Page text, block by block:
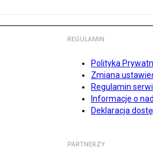
REGULAMIN
Polityka
Zmiana
Regulamin
Informacje o
Deklaracja
PARTNERZY